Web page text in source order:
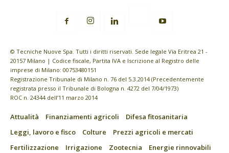
© Tecniche Nuove Spa. Tutti i diritti riservati. Sede legale Via Eritrea 21 -
20157 Milano | Codice fiscale, Partita IVA e Iscrizione al Registro delle
imprese di Milano: 00753480151
Registrazione Tribunale di Milano n. 76 del 5.3.2014 (Precedentemente
registrata presso il Tribunale di Bologna n. 4272 del 7/04/1973)
ROC n. 24344 dell’11 marzo 2014
Attualità Finanziamenti agricoli
Difesa fitosanitaria
Leggi, lavoro e fisco
Colture
Prezzi agricoli e mercati
Fertilizzazione
Irrigazione Zootecnia
Energie rinnovabili